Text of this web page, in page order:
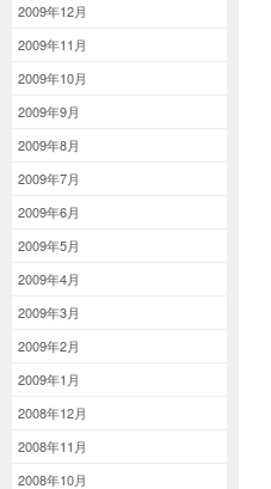
2009年12月
2009年11月
2009年10月
2009年9月
2009年8月
2009年7月
2009年6月
2009年5月
2009年4月
2009年3月
2009年2月
2009年1月
2008年12月
2008年11月
2008年10月